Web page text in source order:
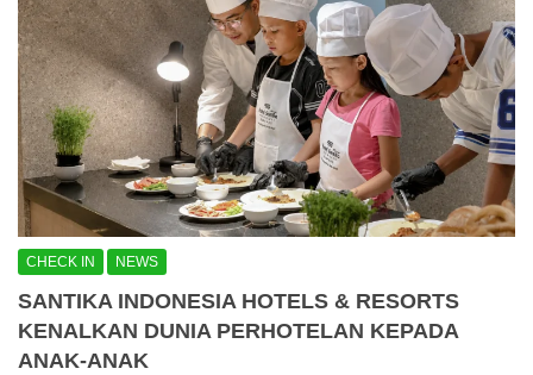
CHECK IN NEWS
SANTIKA INDONESIA HOTELS & RESORTS
KENALKAN DUNIA PERHOTELAN KEPADA
ANAK-ANAK